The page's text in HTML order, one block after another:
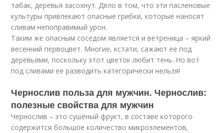
табак, деревья засохнут. Дело в том, что эти пасленовые
культуры привлекают опасные грибки, которые наносят
сливам непоправимый урон.
Таким же опасным соседом является и ветреница – яркий
весенний первоцвет. Многие, кстати, сажают ее под
деревьями, поскольку этот цветок любит тень. Но вот
под сливами ее разводить категорически нельзя!
Чернослив польза для мужчин. Чернослив:
полезные свойства для мужчин
Чернослив – это сушёный фрукт, в составе которого
содержится большое количество микроэлементов,